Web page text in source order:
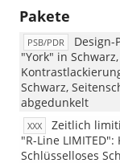
Pakete
PSB/PDR
Design-
"York" in
Schwarz,
abgedunkelt
XXX
Zeitlich
"R-Line
Schlüsselloses